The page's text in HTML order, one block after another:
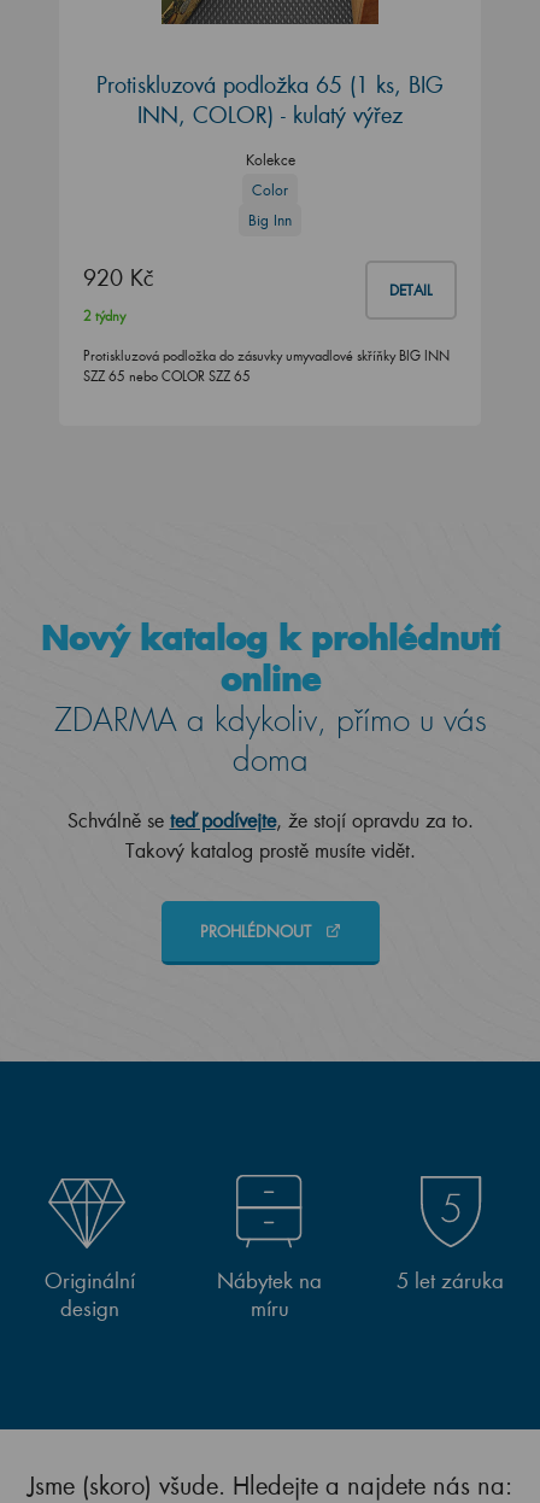
Protiskluzová podložka 65 (1 ks, BIG
INN, COLOR) - kulatý výřez
Kolekce
Color
Big Inn
920 Kč DETAIL
2 týdny
Protiskluzová podložka do zásuvky umyvadlové skříňky BIG INN
SZZ 65 nebo COLOR SZZ 65
Nový katalog k prohlédnutí
online
ZDARMA a kdykoliv, přímo u vás
doma
Schválně se teď podívejte, že stojí opravdu za to.
Takový katalog prostě musíte vidět.
PROHLÉDNOUT
Originální
design
Nábytek na
míru
5 let záruka
Jsme (skoro) všude. Hledejte a najdete nás na: